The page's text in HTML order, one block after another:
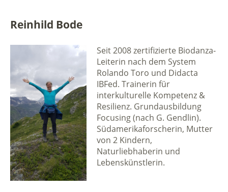
Reinhild Bode
Seit 2008 zertifizierte Biodanza-
Leiterin nach dem System
Rolando Toro und Didacta
IBFed. Trainerin für
interkulturelle Kompetenz &
Resilienz. Grundausbildung
Focusing (nach G. Gendlin).
Südamerikaforscherin, Mutter
von 2 Kindern,
Naturliebhaberin und
Lebenskünstlerin.